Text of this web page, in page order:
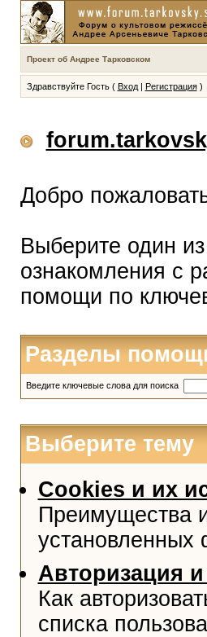
Проект об Андрее Тарковском
Здравствуйте Гость ( Вход| Регистрация)
Добро
Выберите один
ознакомления с
помощи по
Разделы
Введите ключевые слова для поиска
Выберите тему
Cookies и их
Преимущества
Авторизация
Как
списка